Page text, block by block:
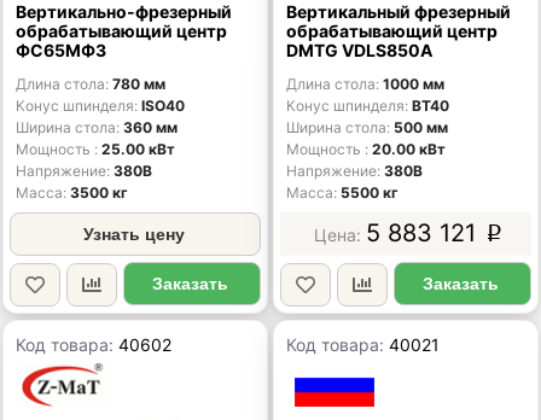
Вертикально-фрезерный
обрабатывающий центр
ФС65МФ3
Длина стола 780 мм
Конус шпинделя ISO40
Ширина стола 360 мм
Мощность
25.00 кВт
Напряжение 380В
Масса 3500 кг
Узнать цену
Заказать
Вертикальный фрезерный
обрабатывающий центр
DMTG VDLS850А
Длина стола 1000 мм
Конус шпинделя BT40
Ширина стола 500 мм
Мощность
20.00 кВт
Напряжение 380В
Масса 5500 кг
5 883 121 p
Заказать
Код товара:40602 Код товара:40021